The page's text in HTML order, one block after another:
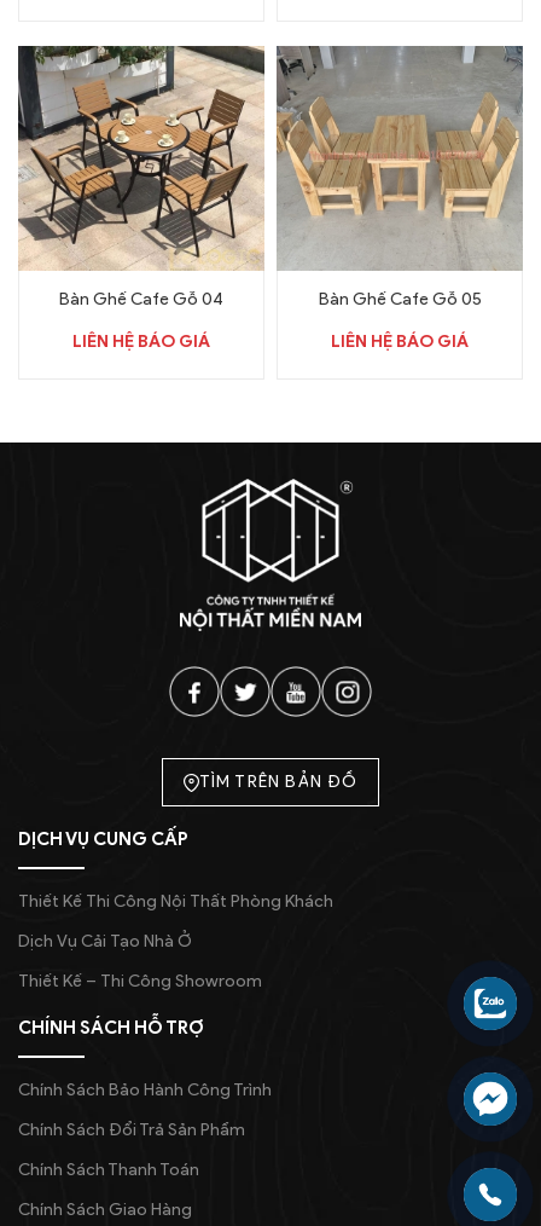
Bàn Ghế Cafe Gỗ 04
LIÊN HỆ BÁO GIÁ
Bàn Ghế Cafe Gỗ 05
LIÊN HỆ BÁO GIÁ
DỊCH VỤ CUNG CẤP
Thiết Kế Thi Công Nội Thất Phòng Khách
Dịch Vụ Cải Tạo Nhà Ở
Thiết Kế – Thi Công Showroom
TÌM TRÊN BẢN ĐỒ
CHÍNH SÁCH HỖ TRỢ
Chính Sách Bảo Hành Công Trình
Chính Sách Đổi Trả Sản Phẩm
Chính Sách Thanh Toán
Chính Sách Giao Hàng